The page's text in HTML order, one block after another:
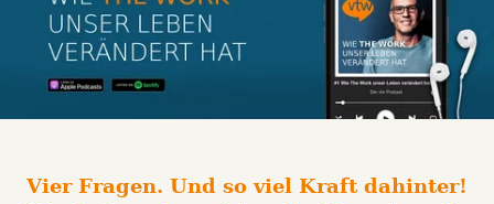
Vier Fragen. Und so viel Kraft dahinter!